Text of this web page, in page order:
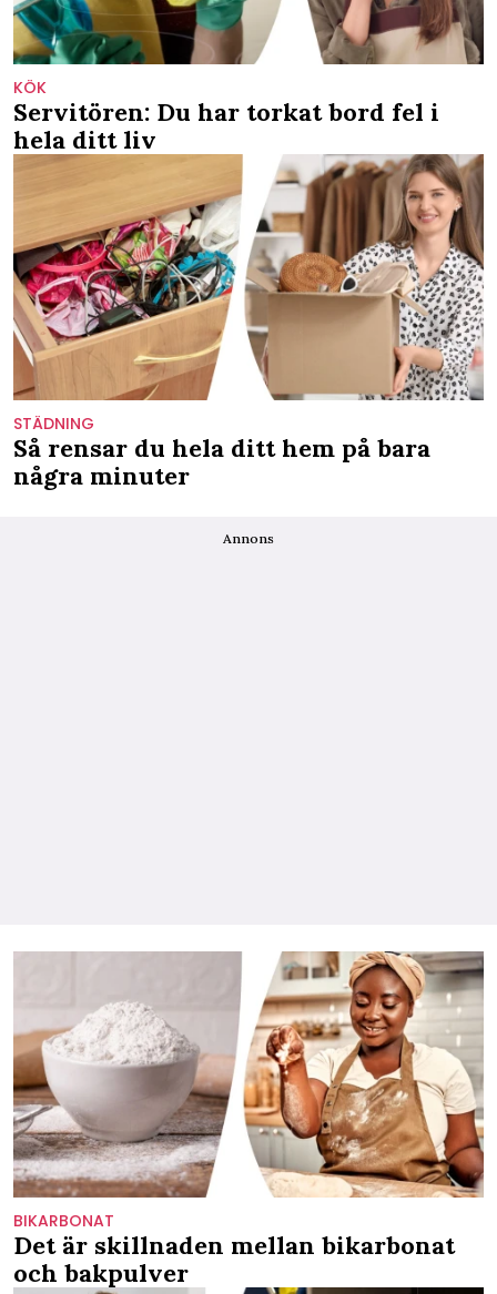
KÖK
Servitören: Du har torkat bord fel i
hela ditt liv
STÄDNING
Så rensar du hela ditt hem på bara
några minuter
Annons
BIKARBONAT
Det är skillnaden mellan bikarbonat
och bakpulver